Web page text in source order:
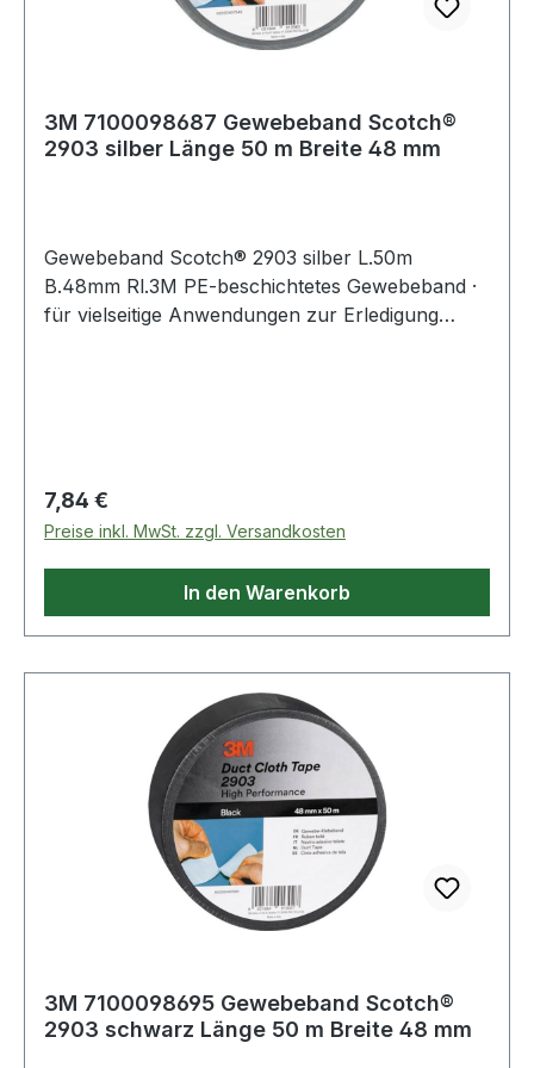
3M 7100098687 Gewebeband Scotch®
2903 silber Länge 50 m Breite 48 mm
Gewebeband Scotch® 2903 silber L.50m
B.48mm Rl.3M PE-beschichtetes Gewebeband ·
für vielseitige Anwendungen zur Erledigung
Abreißen in Längs- und Querrichtung · hohe
Reißfestigkeit · gute Verformbarkeit des
Trägermaterials zur Anwendung auf nicht
ebenen Oberflächen Weitere technische
Regulärer Preis:
7,84 €
Preise inkl. MwSt. zzgl. Versandkosten
In den Warenkorb
3M 7100098695 Gewebeband Scotch®
2903 schwarz Länge 50 m Breite 48 mm